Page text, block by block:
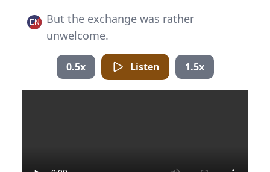
But the exchange was rather
unwelcome.
0.5x Listen 1.5x